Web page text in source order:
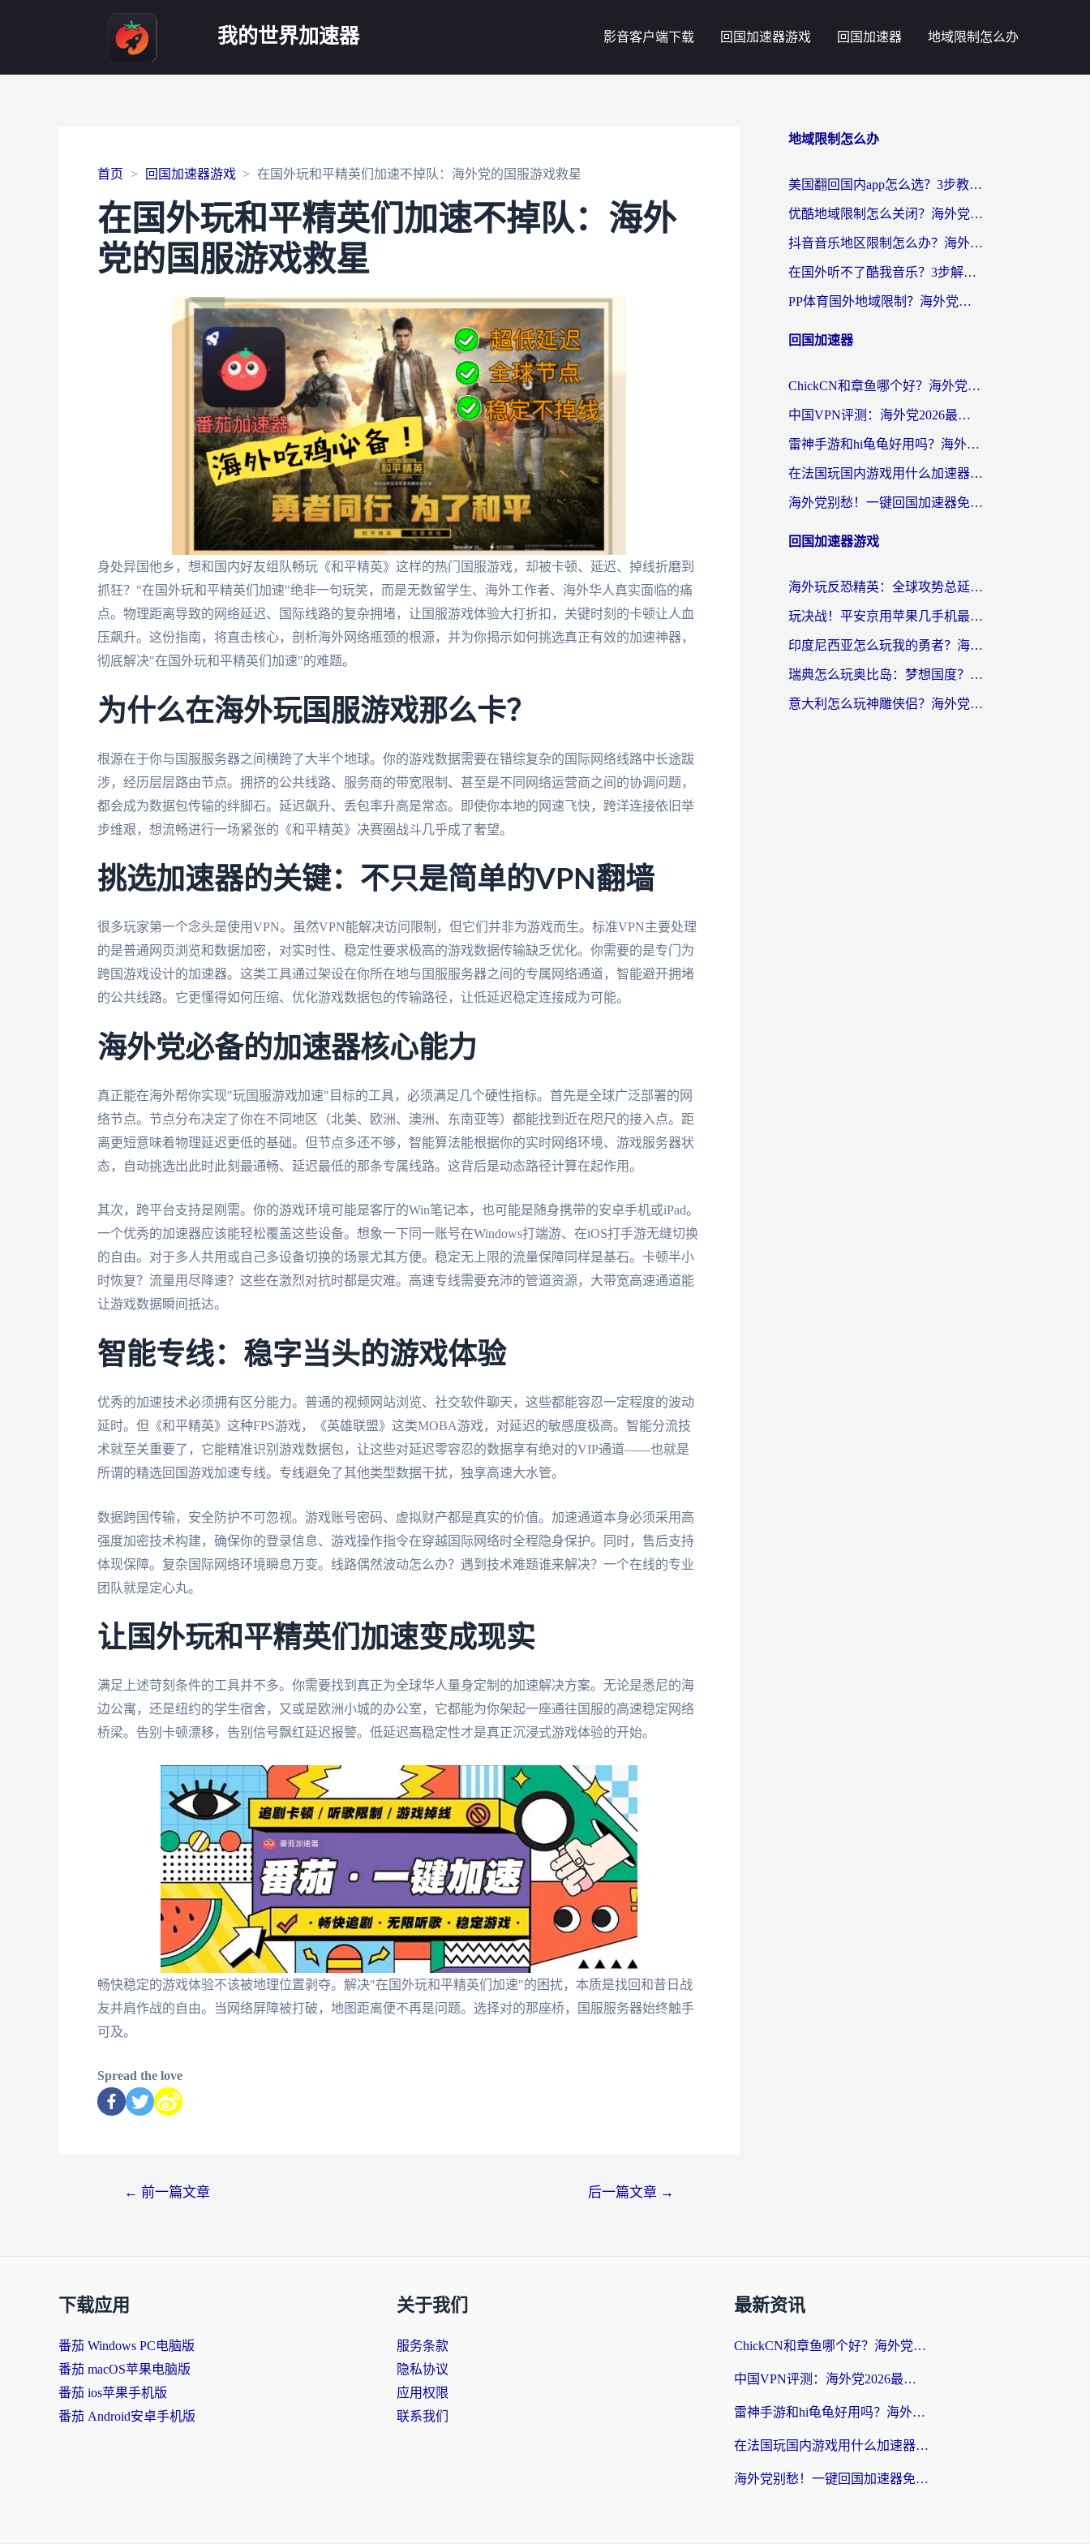
我的世界加速器 影音客户端下载 回国加速器游戏 回国加速器 地域限制怎么办
首页 回国加速器游戏 在国外玩和平精英们加速不掉队：海外党的国服游戏救星
在国外玩和平精英们加速不掉队：海外
党的国服游戏救星
身处异国他乡，想和国内好友组队畅玩《和平精英》这样的热门国服游戏，却被卡顿、延迟、掉线折磨到
抓狂？"在国外玩和平精英们加速"绝非一句玩笑，而是无数留学生、海外工作者、海外华人真实面临的痛
点。物理距离导致的网络延迟、国际线路的复杂拥堵，让国服游戏体验大打折扣，关键时刻的卡顿让人血
压飙升。这份指南，将直击核心，剖析海外网络瓶颈的根源，并为你揭示如何挑选真正有效的加速神器，
彻底解决"在国外玩和平精英们加速"的难题。
为什么在海外玩国服游戏那么卡？
根源在于你与国服服务器之间横跨了大半个地球。你的游戏数据需要在错综复杂的国际网络线路中长途跋
涉，经历层层路由节点。拥挤的公共线路、服务商的带宽限制、甚至是不同网络运营商之间的协调问题，
都会成为数据包传输的绊脚石。延迟飙升、丢包率升高是常态。即使你本地的网速飞快，跨洋连接依旧举
步维艰，想流畅进行一场紧张的《和平精英》决赛圈战斗几乎成了奢望。
挑选加速器的关键：不只是简单的VPN翻墙
很多玩家第一个念头是使用VPN。虽然VPN能解决访问限制，但它们并非为游戏而生。标准VPN主要处理
的是普通网页浏览和数据加密，对实时性、稳定性要求极高的游戏数据传输缺乏优化。你需要的是专门为
跨国游戏设计的加速器。这类工具通过架设在你所在地与国服服务器之间的专属网络通道，智能避开拥堵
的公共线路。它更懂得如何压缩、优化游戏数据包的传输路径，让低延迟稳定连接成为可能。
海外党必备的加速器核心能力
真正能在海外帮你实现"玩国服游戏加速"目标的工具，必须满足几个硬性指标。首先是全球广泛部署的网
络节点。节点分布决定了你在不同地区（北美、欧洲、澳洲、东南亚等）都能找到近在咫尺的接入点。距
离更短意味着物理延迟更低的基础。但节点多还不够，智能算法能根据你的实时网络环境、游戏服务器状
态，自动挑选出此时此刻最通畅、延迟最低的那条专属线路。这背后是动态路径计算在起作用。
其次，跨平台支持是刚需。你的游戏环境可能是客厅的Win笔记本，也可能是随身携带的安卓手机或iPad。
一个优秀的加速器应该能轻松覆盖这些设备。想象一下同一账号在Windows打端游、在iOS打手游无缝切换
的自由。对于多人共用或自己多设备切换的场景尤其方便。稳定无上限的流量保障同样是基石。卡顿半小
时恢复？流量用尽降速？这些在激烈对抗时都是灾难。高速专线需要充沛的管道资源，大带宽高速通道能
让游戏数据瞬间抵达。
智能专线：稳字当头的游戏体验
优秀的加速技术必须拥有区分能力。普通的视频网站浏览、社交软件聊天，这些都能容忍一定程度的波动
延时。但《和平精英》这种FPS游戏，《英雄联盟》这类MOBA游戏，对延迟的敏感度极高。智能分流技
术就至关重要了，它能精准识别游戏数据包，让这些对延迟零容忍的数据享有绝对的VIP通道——也就是
所谓的精选回国游戏加速专线。专线避免了其他类型数据干扰，独享高速大水管。
数据跨国传输，安全防护不可忽视。游戏账号密码、虚拟财产都是真实的价值。加速通道本身必须采用高
强度加密技术构建，确保你的登录信息、游戏操作指令在穿越国际网络时全程隐身保护。同时，售后支持
体现保障。复杂国际网络环境瞬息万变。线路偶然波动怎么办？遇到技术难题谁来解决？一个在线的专业
团队就是定心丸。
让国外玩和平精英们加速变成现实
满足上述苛刻条件的工具并不多。你需要找到真正为全球华人量身定制的加速解决方案。无论是悉尼的海
边公寓，还是纽约的学生宿舍，又或是欧洲小城的办公室，它都能为你架起一座通往国服的高速稳定网络
桥梁。告别卡顿漂移，告别信号飘红延迟报警。低延迟高稳定性才是真正沉浸式游戏体验的开始。
畅快稳定的游戏体验不该被地理位置剥夺。解决"在国外玩和平精英们加速"的困扰，本质是找回和昔日战
友并肩作战的自由。当网络屏障被打破，地图距离便不再是问题。选择对的那座桥，国服服务器始终触手
可及。
Spread the love
← 前一篇文章 后一篇文章 →
地域限制怎么办
美国翻回国内app怎么选？3步教你无缝刷剧、登12123、访问国内网站
优酷地域限制怎么关闭？海外党亲测有效的追剧加速器选择指南
抖音音乐地区限制怎么办？海外党亲测有效的听歌自由指南
在国外听不了酷我音乐？3步解除手机酷我音乐海外限制，附实测好用加速器
PP体育国外地域限制？海外党看球终极方案：从欧洲杯到奥运会，中文解说不卡顿！
回国加速器
ChickCN和章鱼哪个好？海外党选回国加速器的3个关键维度 + 实用避坑指南
中国VPN评测：海外党2026最全回国加速器选择指南，告别地区限制不踩坑
雷神手游和hi龟龟好用吗？海外党亲测3款回国加速器，教你选对国外到国内加速器
在法国玩国内游戏用什么加速器？2026实测解决延迟卡顿的实用指南
海外党别愁！一键回国加速器免费版怎么选？从踩坑到流畅访问的全攻略
回国加速器游戏
海外玩反恐精英：全球攻势总延迟？从瑞典玩神武4到外国玩黎明觉醒，选对加速器才是关键！
玩决战！平安京用苹果几手机最好？海外党必看的设备+加速器双攻略
印度尼西亚怎么玩我的勇者？海外党国服游戏加速避坑指南（附实况五行师解决方案）
瑞典怎么玩奥比岛：梦想国度？海外党亲测有效的国服游戏加速全攻略
意大利怎么玩神雕侠侣？海外党国服游戏加速终极指南（附欧洲玩王者王国保卫战4不卡技巧）
下载应用
番茄 Windows PC电脑版
番茄 macOS苹果电脑版
番茄 ios苹果手机版
番茄 Android安卓手机版
关于我们
服务条款
隐私协议
应用权限
联系我们
最新资讯
ChickCN和章鱼哪个好？海外党选回国加速器的3个关键维度 + 实用避坑指南
中国VPN评测：海外党2026最全回国加速器选择指南，告别地区限制不踩坑
雷神手游和hi龟龟好用吗？海外党亲测3款回国加速器，教你选对国外到国内加速器
在法国玩国内游戏用什么加速器？2026实测解决延迟卡顿的实用指南
海外党别愁！一键回国加速器免费版怎么选？从踩坑到流畅访问的全攻略